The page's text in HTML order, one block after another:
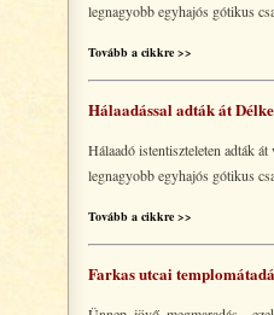
legnagyobb egyhajós gótikus
Tovább a cikkre >>
Hálaadással adták át
Hálaadó istentiszteleten adták
legnagyobb egyhajós gótikus
Tovább a cikkre >>
Farkas utcai